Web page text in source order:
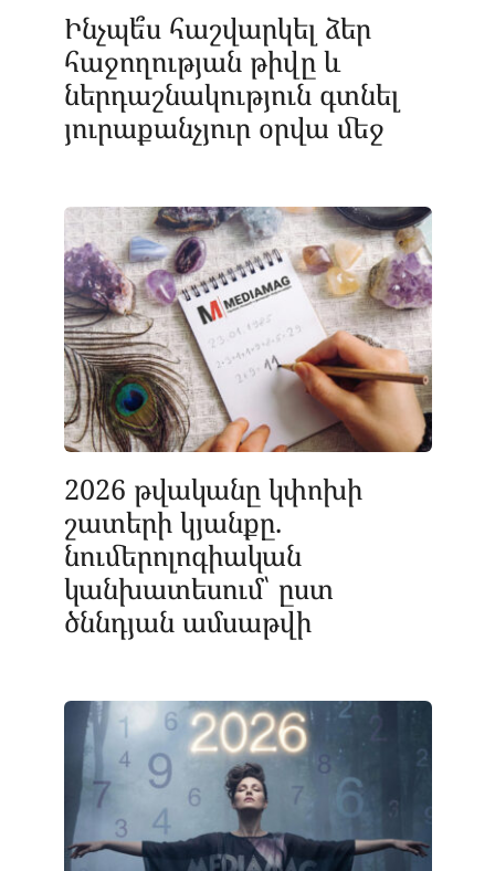
Ինչպե՞ս հաշվարկել ձեր
հաջողության թիվը և
ներդաշնակություն գտնել
յուրաքանչյուր օրվա մեջ
2026 թվականը կփոխի
շատերի կյանքը.
նումերոլոգիական
կանխատեսում՝ ըստ
ծննդյան ամսաթվի